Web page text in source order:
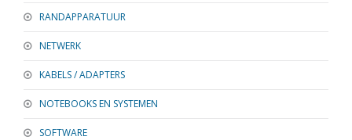
KABELS / ADAPTERS
RANDAPPARATUUR
NETWERK
KABELS / ADAPTERS
NOTEBOOKS EN SYSTEMEN
SOFTWARE